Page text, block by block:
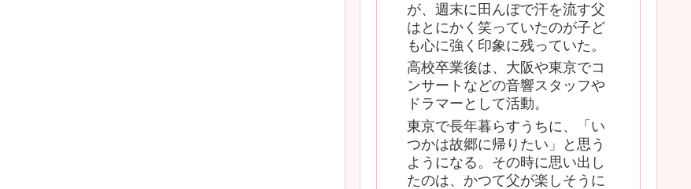
が、週末に田んぼで汗を流す父
はとにかく笑っていたのが子ど
も心に強く印象に残っていた。
高校卒業後は、大阪や東京でコ
ンサートなどの音響スタッフや
ドラマーとして活動。
東京で長年暮らすうちに、「い
つかは故郷に帰りたい」と思う
ようになる。その時に思い出し
たのは、かつて父が楽しそうに